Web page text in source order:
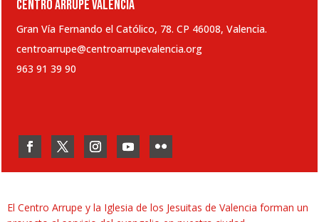
CENTRO ARRUPE VALENCIA
Gran Vía Fernando el Católico, 78. CP 46008, Valencia.
centroarrupe@centroarrupevalencia.org
963 91 39 90
El Centro Arrupe y la Iglesia de los Jesuitas de Valencia forman un